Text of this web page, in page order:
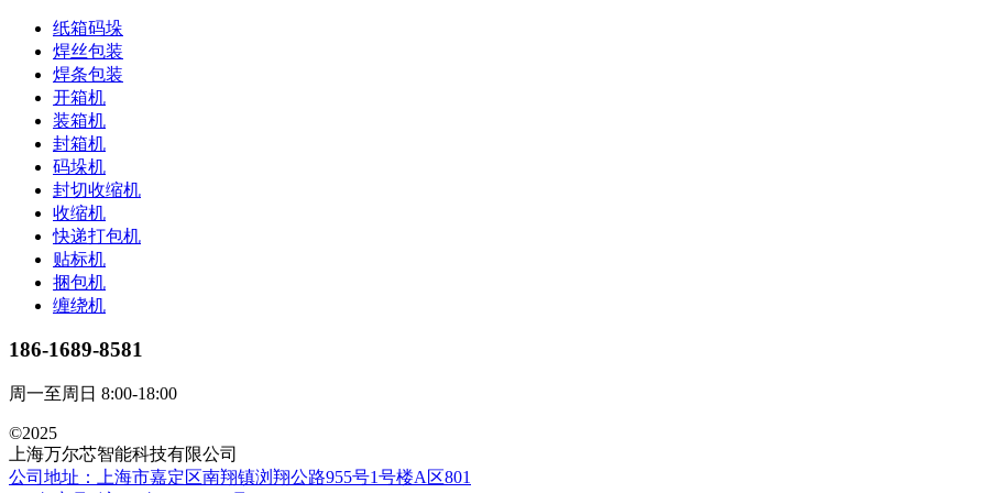
纸箱码垛
焊丝包装
焊条包装
开箱机
装箱机
封箱机
码垛机
封切收缩机
收缩机
快递打包机
贴标机
捆包机
缠绕机
186-1689-8581
周一至周日 8:00-18:00
©2025
上海万尔芯智能科技有限公司
公司地址：上海市嘉定区南翔镇浏翔公路955号1号楼A区801